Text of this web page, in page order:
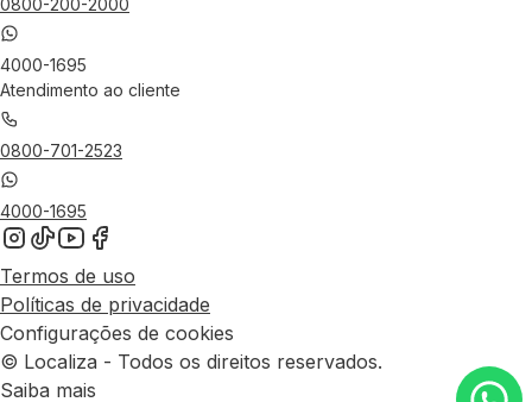
0800-200-2000
4000-1695
Atendimento ao cliente
0800-701-2523
4000-1695
Termos de uso
Políticas de privacidade
Configurações de cookies
© Localiza - Todos os direitos reservados.
Saiba mais